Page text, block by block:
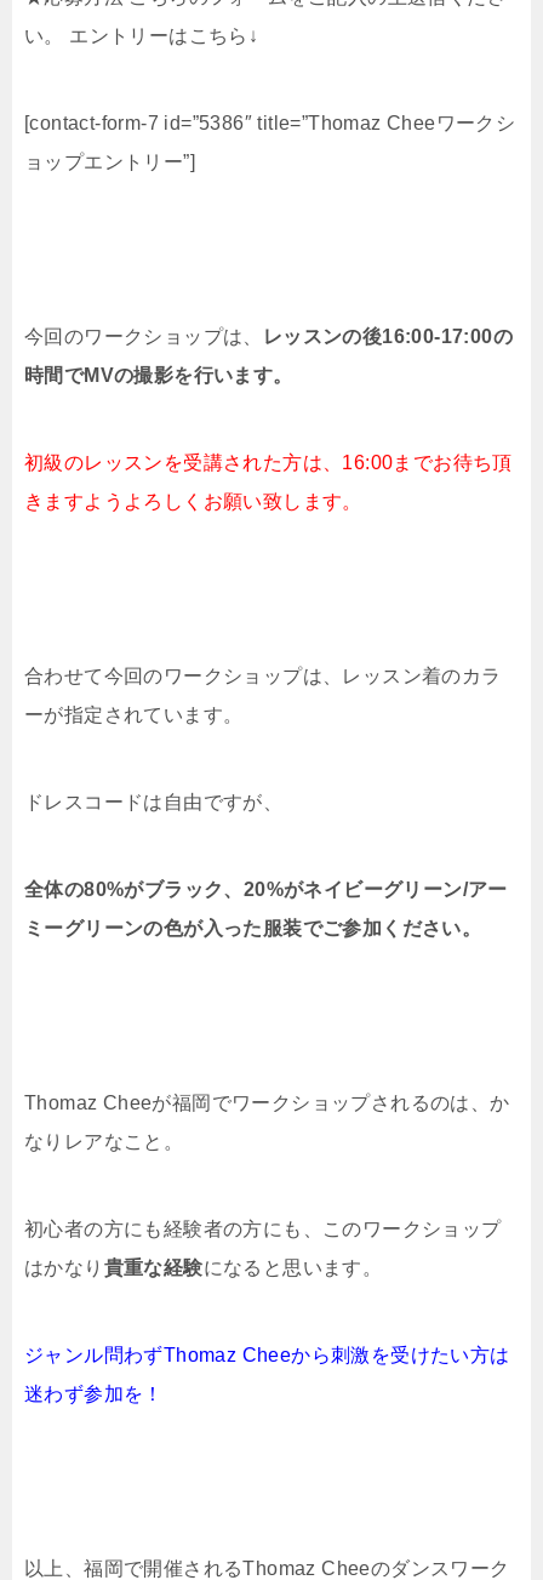
い。 エントリーはこちら↓
[contact-form-7 id=”5386″ title=”Thomaz Cheeワークシ
ョップエントリー”]
今回のワークショップは、
レッスンの後16:00-17:00の
時間でMVの撮影を行います。
初級のレッスンを受講された方は、16:00までお待ち頂
きますようよろしくお願い致します。
合わせて今回のワークショップは、レッスン着のカラ
ーが指定されています。
ドレスコードは自由ですが、
全体の80%がブラック、20%がネイビーグリーン/アー
ミーグリーンの色が入った服装でご参加ください。
Thomaz Cheeが福岡でワークショップされるのは、か
なりレアなこと。
初心者の方にも経験者の方にも、このワークショップ
はかなり 貴重な経験になると思います。
ジャンル問わずThomaz Cheeから刺激を受けたい方は
迷わず参加を！
以上、福岡で開催されるThomaz Cheeのダンスワーク